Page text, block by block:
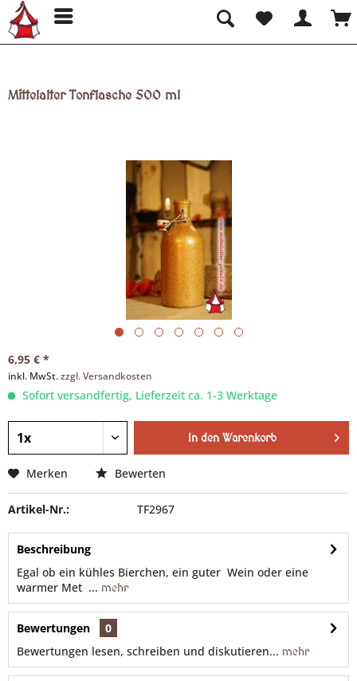
Mittelalter Tonflasche 500 ml
6,95 € *
inkl. MwSt.zzgl. Versandkosten
Sofort versandfertig, Lieferzeit ca. 1-3 Werktage
In den Warenkorb
Merken Bewerten
Artikel-Nr.: TF2967
Beschreibung
Egal ob ein kühles Bierchen, ein guter Wein oder eine
warmer Met ... mehr
Bewertungen
0
Bewertungen lesen, schreiben und diskutieren... mehr